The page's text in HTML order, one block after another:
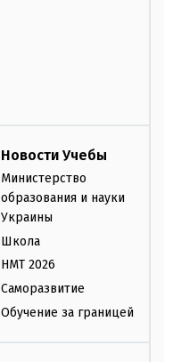
Новости Учебы
Министерство
образования и науки
Украины
Школа
НМТ 2026
Саморазвитие
Обучение за границей